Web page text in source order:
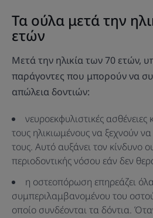
Τα ούλα μετά την
ετών
Μετά την ηλικία των 70 ετών,
παράγοντες που μπορούν να
απώλεια δοντιών:
νευροεκφυλιστικές
τους ηλικιωμένους να ξεχνούν
τους. Αυτό αυξάνει τον κίνδυνο
περιοδοντικής νόσου εάν δεν
η οστεοπόρωση επηρεάζει
συμπεριλαμβανομένου του
οποίο συνδέονται τα δόντια.